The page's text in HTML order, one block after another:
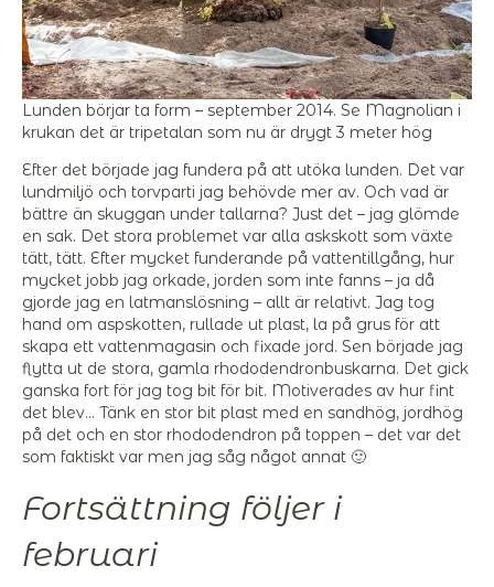
Lunden börjar ta form – september 2014. Se Magnolian i
krukan det är tripetalan som nu är drygt 3 meter hög
Efter det började jag fundera på att utöka lunden. Det var
lundmiljö och torvparti jag behövde mer av. Och vad är
bättre än skuggan under tallarna? Just det – jag glömde
en sak. Det stora problemet var alla askskott som växte
tätt, tätt. Efter mycket funderande på vattentillgång, hur
mycket jobb jag orkade, jorden som inte fanns – ja då
gjorde jag en latmanslösning – allt är relativt. Jag tog
hand om aspskotten, rullade ut plast, la på grus för att
skapa ett vattenmagasin och fixade jord. Sen började jag
flytta ut de stora, gamla rhododendronbuskarna. Det gick
ganska fort för jag tog bit för bit. Motiverades av hur fint
det blev… Tänk en stor bit plast med en sandhög, jordhög
på det och en stor rhododendron på toppen – det var det
som faktiskt var men jag såg något annat 🙂
Fortsättning följer i
februari